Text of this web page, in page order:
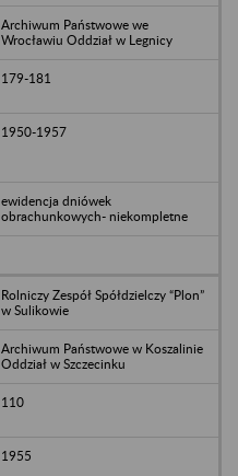
Archiwum Państwowe we
Wrocławiu Oddział w Legnicy
179-181
1950-1957
ewidencja dniówek
obrachunkowych- niekompletne
Rolniczy Zespół Spółdzielczy “Plon”
w Sulikowie
Archiwum Państwowe w Koszalinie
Oddział w Szczecinku
110
1955